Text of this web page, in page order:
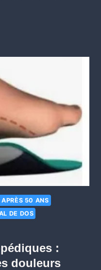
APRÈS 50 ANS
DE DOS
:
douleurs